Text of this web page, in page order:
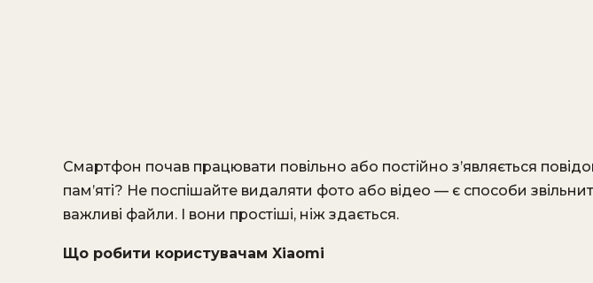
Смартфон почав працювати повільно або постійно з’являється
пам’яті? Не поспішайте видаляти фото або відео — є способи
важливі файли. І вони простіші, ніж здається.
Що робити користувачам Xiaomi